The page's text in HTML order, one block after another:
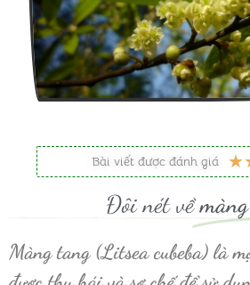
Bài viết được đánh giá ★
Đôi nét về
Màng tang (Litsea cubeba) là